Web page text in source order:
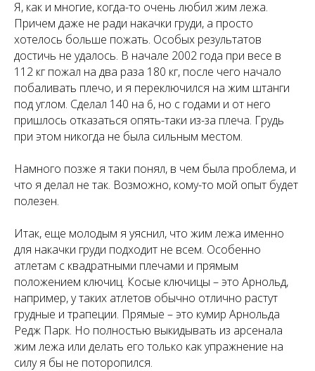
Я, как и многие, когда-то очень любил жим лежа.
Причем даже не ради накачки груди, а просто
хотелось больше пожать. Особых результатов
достичь не удалось. В начале 2002 года при весе в
112 кг пожал на два раза 180 кг, после чего начало
побаливать плечо, и я переключился на жим штанги
под углом. Сделал 140 на 6, но с годами и от него
пришлось отказаться опять-таки из-за плеча. Грудь
при этом никогда не была сильным местом.
Намного позже я таки понял, в чем была проблема, и
что я делал не так. Возможно, кому-то мой опыт будет
полезен.
Итак, еще молодым я уяснил, что жим лежа именно
для накачки груди подходит не всем. Особенно
атлетам с квадратными плечами и прямым
положением ключиц. Косые ключицы – это Арнольд,
например, у таких атлетов обычно отлично растут
грудные и трапеции. Прямые – это кумир Арнольда
Редж Парк. Но полностью выкидывать из арсенала
жим лежа или делать его только как упражнение на
силу я бы не поторопился.